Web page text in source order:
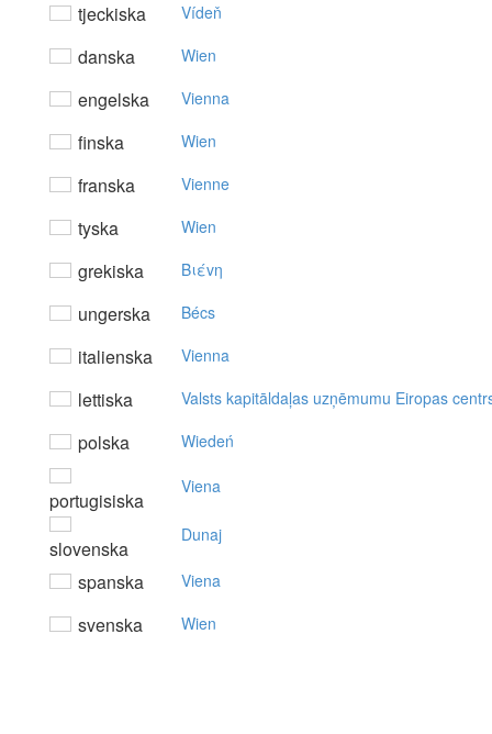
tjeckiska Vídeň
danska Wien
engelska Vienna
finska Wien
franska Vienne
tyska Wien
grekiska Bιέvη
ungerska Bécs
italienska Vienna
lettiska Valsts kapitāldaļas uzņēmumu Eiropas
polska Wiedeń
portugisiska
Viena
slovenska
Dunaj
spanska Viena
svenska Wien